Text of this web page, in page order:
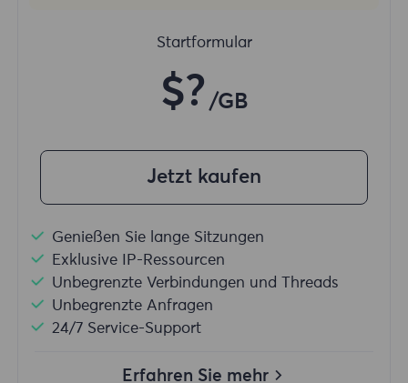
Startformular
$? /GB
Jetzt kaufen
Genießen Sie lange Sitzungen
Exklusive IP-Ressourcen
Unbegrenzte Verbindungen und Threads
Unbegrenzte Anfragen
24/7 Service-Support
Erfahren Sie mehr